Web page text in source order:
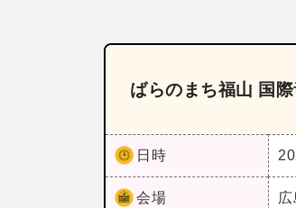
ばらのまち福山 国
日時
会場 広